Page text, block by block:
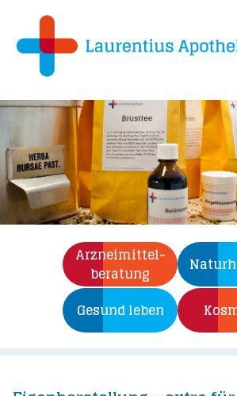
Arzneimittel-­
beratung
Gesund leben